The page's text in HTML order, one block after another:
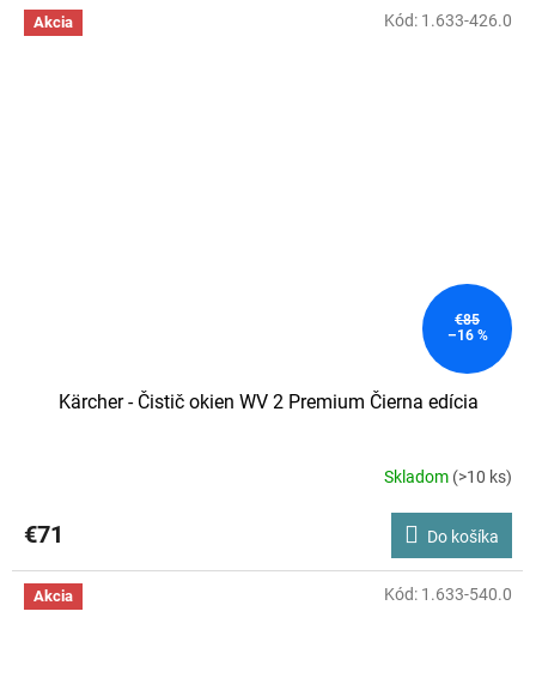
Akcia
€85
–16 %
Kärcher - Čistič okien WV 2 Premium Čierna edícia
produktu
je
5,0
Skladom (>10 ks)
€71 Do košíka
Kód: 1.633-426.0
Akcia Kód: 1.633-540.0